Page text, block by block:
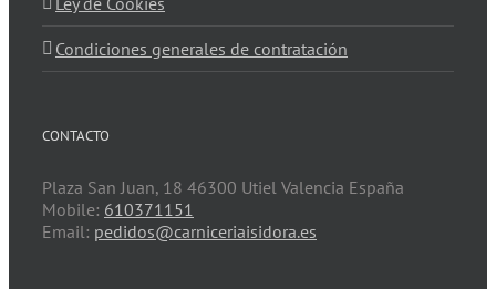
Condiciones generales de contratación
CONTACTO
Plaza San Juan, 18 46300 Utiel Valencia España
Mobile: 610371151
Email: pedidos@carniceriaisidora.es